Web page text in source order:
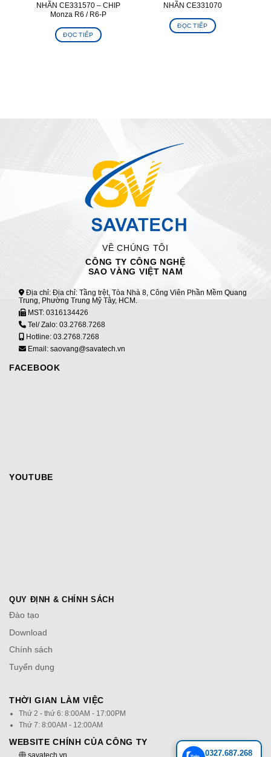
NHÃN CE331570 – CHIP
Monza R6 / R6-P
ĐỌC TIẾP
NHÃN CE331070
ĐỌC TIẾP
VỀ CHÚNG TÔI
CÔNG TY CÔNG NGHỆ
SAO VÀNG VIỆT NAM
Địa chỉ: Địa chỉ: Tầng trệt, Tòa Nhà 8, Công Viên Phần Mềm Quang
Trung, Phường Trung Mỹ Tây, HCM.
MST: 0316134426
Tel/ Zalo: 03.2768.7268
Hotline: 03.2768.7268
Email: saovang@savatech.vn
FACEBOOK
YOUTUBE
QUY ĐỊNH & CHÍNH SÁCH
Đào tạo
Download
Chính sách
Tuyển dụng
THỜI GIAN LÀM VIỆC
Thứ 2 - thứ 6: 8:00AM - 17:00PM
Thứ 7: 8:00AM - 12:00AM
WEBSITE CHÍNH CỦA CÔNG TY
savatech.vn 0327.687.268